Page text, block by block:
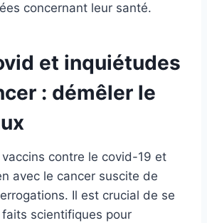
concernant leur santé.
et inquiétudes
: démêler le
contre le covid-19 et
avec le cancer suscite de
Il est crucial de se
scientifiques pour